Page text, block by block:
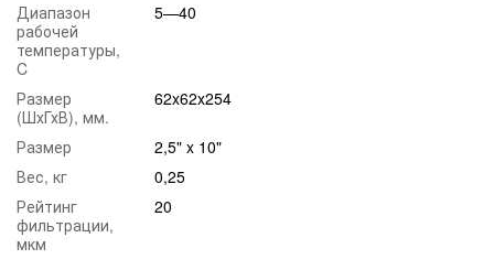
других нерастворенных частиц.
Преимущество:
Качество материала.
Цена.
Высокая скорость фильтрации.
Максимальная степень очистки до 20 мкм.
Универсальность.
Простота конструкции.
Свойства:
Диапазон
рабочей
температуры,
C
5—40
Размер
(ШхГхВ), мм.
62x62x254
Размер
2,5" x 10"
Вес, кг
0,25
Рейтинг
фильтрации,
мкм
20